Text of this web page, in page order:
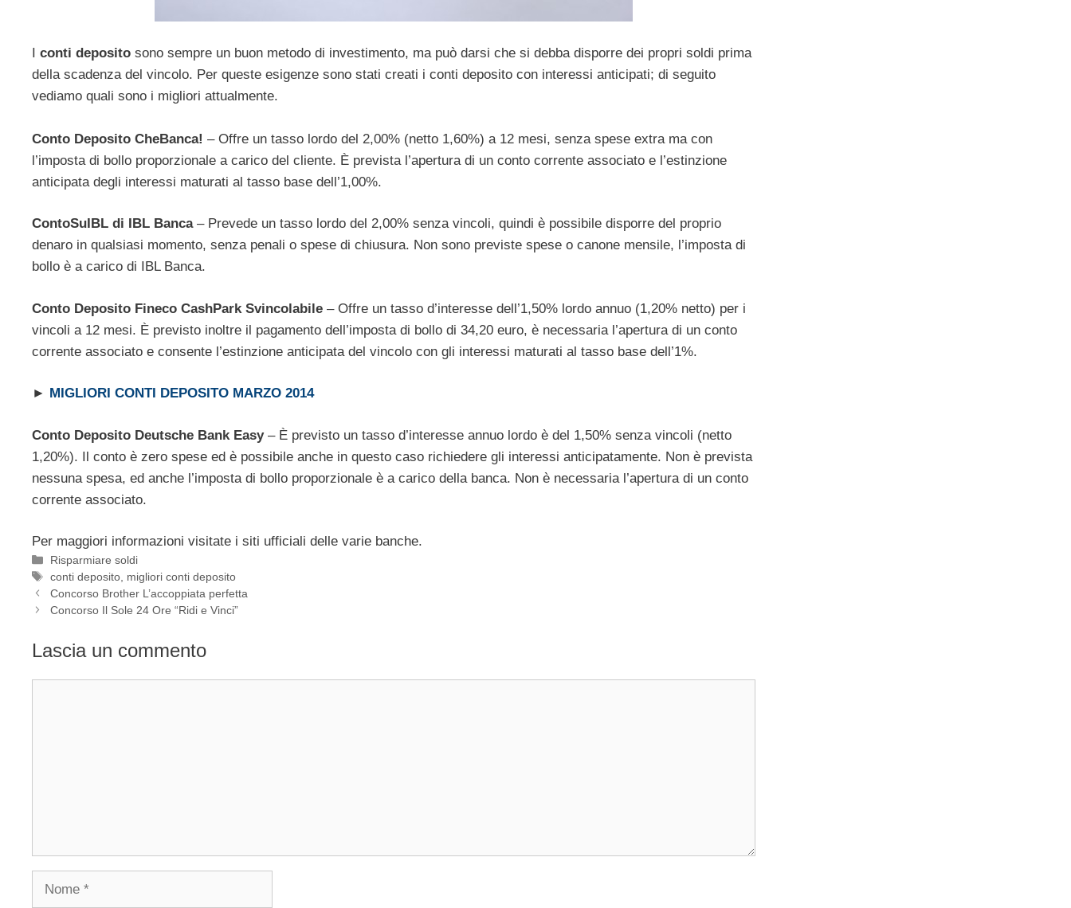
I conti deposito sono sempre un buon metodo di investimento, ma può darsi che si debba disporre dei propri soldi prima
della scadenza del vincolo. Per queste esigenze sono stati creati i conti deposito con interessi anticipati; di seguito
vediamo quali sono i migliori attualmente.
Conto Deposito CheBanca! – Offre un tasso lordo del 2,00% (netto 1,60%) a 12 mesi, senza spese extra ma con
l’imposta di bollo proporzionale a carico del cliente. È prevista l’apertura di un conto corrente associato e l’estinzione
anticipata degli interessi maturati al tasso base dell’1,00%.
ContoSuIBL di IBL Banca– Prevede un tasso lordo del 2,00% senza vincoli, quindi è possibile disporre del proprio
denaro in qualsiasi momento, senza penali o spese di chiusura. Non sono previste spese o canone mensile, l’imposta di
bollo è a carico di IBL Banca.
Conto Deposito Fineco CashPark Svincolabile – Offre un tasso d’interesse dell’1,50% lordo annuo (1,20% netto) per i
vincoli a 12 mesi. È previsto inoltre il pagamento dell’imposta di bollo di 34,20 euro, è necessaria l’apertura di un conto
corrente associato e consente l’estinzione anticipata del vincolo con gli interessi maturati al tasso base dell’1%.
► MIGLIORI CONTI DEPOSITO MARZO 2014
Conto Deposito Deutsche Bank Easy– È previsto un tasso d’interesse annuo lordo è del 1,50% senza vincoli (netto
1,20%). Il conto è zero spese ed è possibile anche in questo caso richiedere gli interessi anticipatamente. Non è prevista
nessuna spesa, ed anche l’imposta di bollo proporzionale è a carico della banca. Non è necessaria l’apertura di un conto
corrente associato.
Per maggiori informazioni visitate i siti ufficiali delle varie banche.
Categorie
Risparmiare soldi
Tag
conti deposito migliori conti deposito
Concorso Brother L’accoppiata perfetta
Concorso Il Sole 24 Ore “Ridi e Vinci”
Lascia un commento